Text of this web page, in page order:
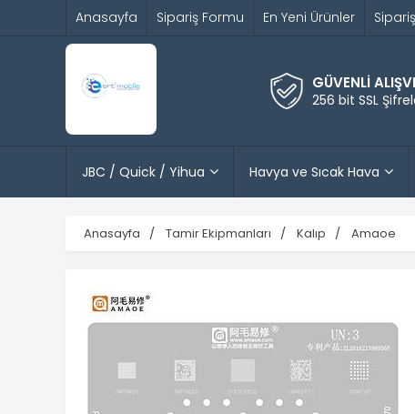
Anasayfa Sipariş Formu En Yeni Ürünler
GÜVENLİ
256 bit SSL
JBC / Quick / Yihua Havya ve Sıcak Hava
Anasayfa Tamir Ekipmanları Kalıp Amaoe